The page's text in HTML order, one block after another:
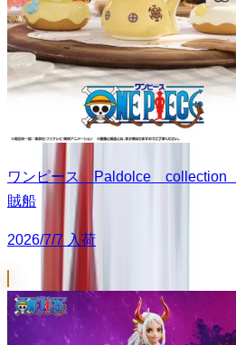
ワンピース Paldolce collection
賊船
2026/7/7 入荷